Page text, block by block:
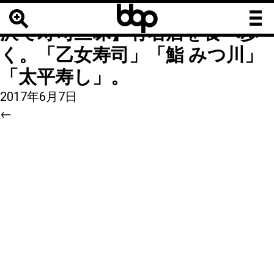
bbb
IMG_6D436086E6A0-1
【金
沢で寿司三昧】有名店を食べ歩
く。「乙女寿司」「鮨 みつ川」
「太平寿し」。
2017年6月7日
←